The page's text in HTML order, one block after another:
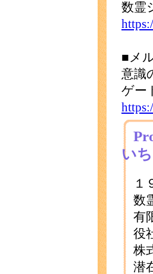
数霊
■メ
意識
ゲー
いち
１
数
有
役
株
潜